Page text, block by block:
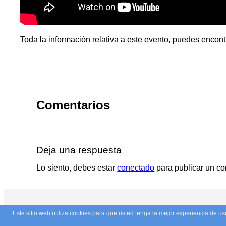
Toda la información relativa a este evento, puedes
Comentarios
Deja una respuesta
Lo siento, debes estarconectado para publicar un
© Copyright 2026. Todos los derechos reservados.
Este sitio web utiliza cookies para que usted tenga la mejor experiencia de